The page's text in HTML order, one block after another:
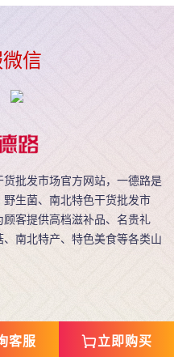
信
批发市场官方网站，一德路是
生菌、南北特色干货批发市
客提供高档滋补品、名贵礼
南北特产、特色美食等各类山
客服 立即购买